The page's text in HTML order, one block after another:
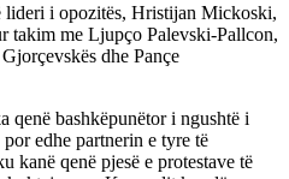
i opozitës, Hristijan Mickoski,
takim me Ljupço Palevski-Pallcon,
dhe Pançe
qenë bashkëpunëtor i ngushtë i
edhe partnerin e tyre të
kanë qenë pjesë e protestave të